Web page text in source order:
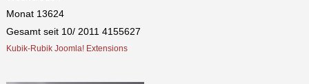
Monat 13624
Gesamt seit 10/ 2011 4155627
Kubik-Rubik Joomla! Extensions